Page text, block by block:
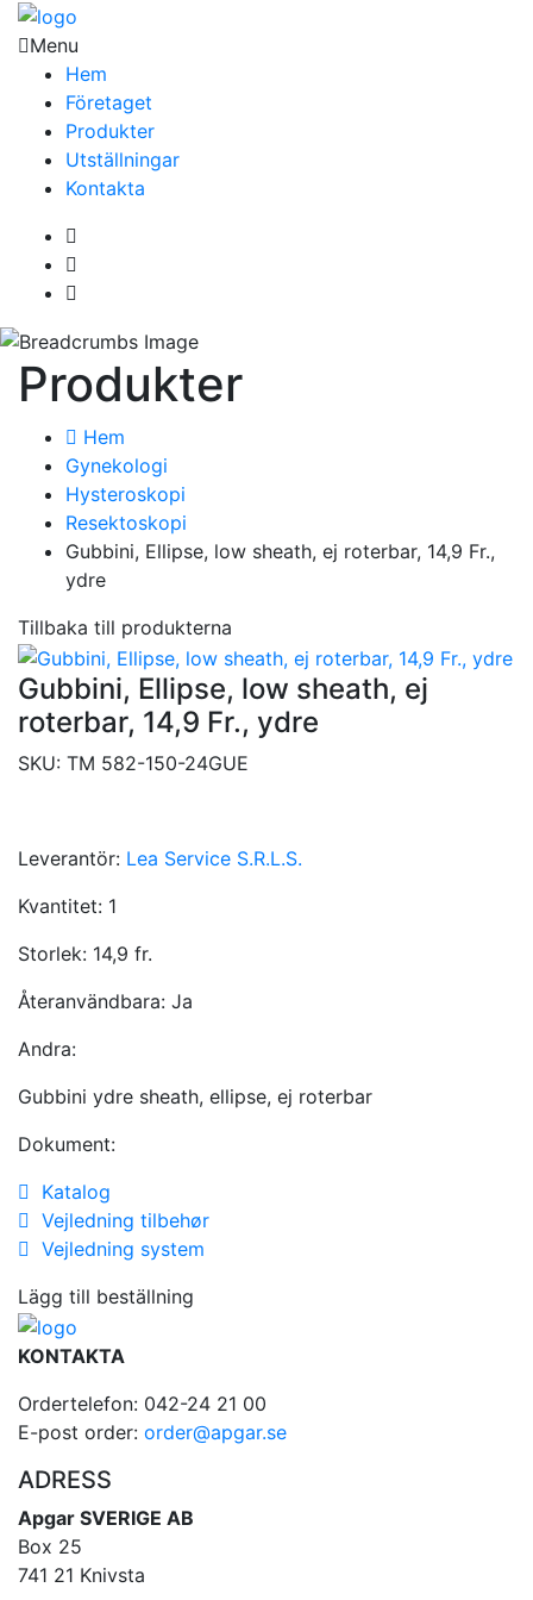
Menu
Hem
Företaget
Produkter
Utställningar
Kontakta
Produkter
Hem
Gynekologi
Hysteroskopi
Resektoskopi
Gubbini, Ellipse, low sheath, ej roterbar, 14,9 Fr.,
ydre
Tillbaka till produkterna
Gubbini, Ellipse, low sheath, ej
roterbar, 14,9 Fr., ydre
SKU: TM 582-150-24GUE
Leverantör: Lea Service S.R.L.S.
Kvantitet: 1
Storlek: 14,9 fr.
Återanvändbara: Ja
Andra:
Gubbini ydre sheath, ellipse, ej roterbar
Dokument:
Katalog
Vejledning tilbehør
Vejledning system
Lägg till beställning
KONTAKTA
Ordertelefon: 042-24 21 00
E-post order: order@apgar.se
ADRESS
Apgar SVERIGE AB
Box 25
741 21 Knivsta